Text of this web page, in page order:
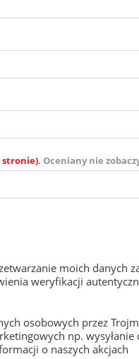
stronie). Oceniany nie
moich danych
weryfikacji
osobowych przez
np. wysyłanie
o naszych akcjach